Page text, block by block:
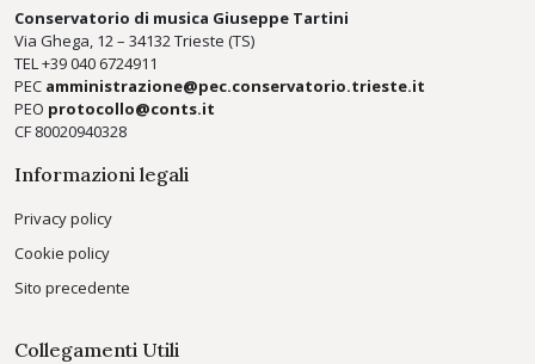
Conservatorio di musica Giuseppe Tartini
Via Ghega, 12 – 34132 Trieste (TS)
TEL +39040 6724911
PEC amministrazione@pec.conservatorio.trieste.it
PEO protocollo@conts.it
CF 80020940328
Informazioni legali
Privacy policy
Cookie policy
Sito precedente
Collegamenti Utili